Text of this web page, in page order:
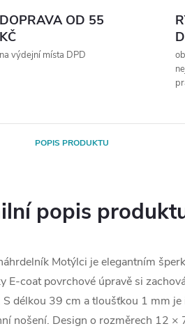
DOPRAVA OD 55
KČ
na výdejní místa DPD
POPIS PRODUKTU
popis
Motýlci je elegantním
E-coat povrchové úpravě si
délkou 39 cm a tloušťkou 1 mm je
nošení. Design o rozměrech 12 ×